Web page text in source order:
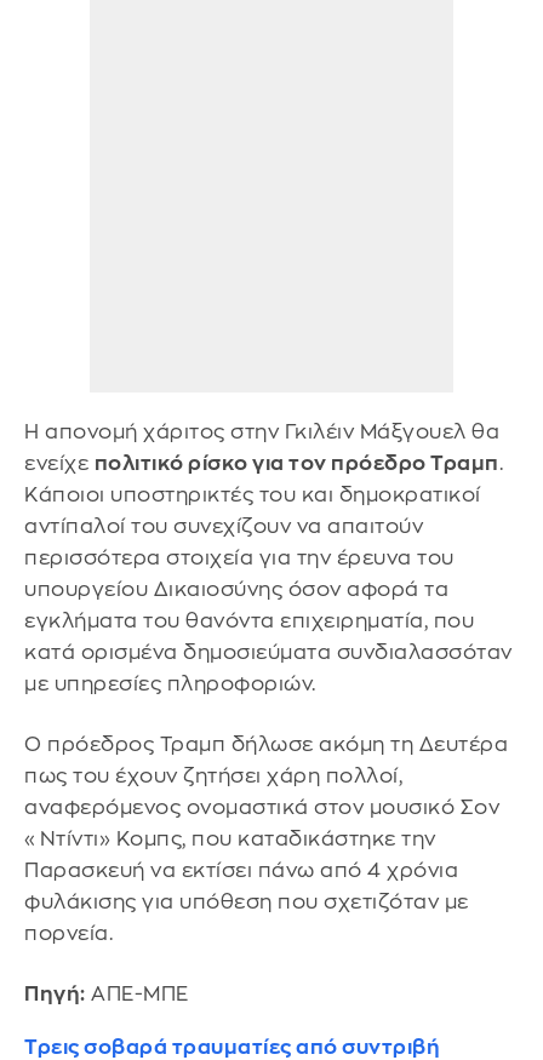
Η απονομή χάριτος στην Γκιλέιν Μάξγουελ θα
ενείχε πολιτικό ρίσκο για τον πρόεδρο Τραμπ.
Κάποιοι υποστηρικτές του και δημοκρατικοί
αντίπαλοί του συνεχίζουν να απαιτούν
περισσότερα στοιχεία για την έρευνα του
υπουργείου Δικαιοσύνης όσον αφορά τα
εγκλήματα του θανόντα επιχειρηματία, που
κατά ορισμένα δημοσιεύματα συνδιαλασσόταν
με υπηρεσίες πληροφοριών.
Ο πρόεδρος Τραμπ δήλωσε ακόμη τη Δευτέρα
πως του έχουν ζητήσει χάρη πολλοί,
αναφερόμενος ονομαστικά στον μουσικό Σον
«Ντίντι» Κομπς, που καταδικάστηκε την
Παρασκευή να εκτίσει πάνω από 4 χρόνια
φυλάκισης για υπόθεση που σχετιζόταν με
πορνεία.
Πηγή: ΑΠΕ-ΜΠΕ
Τρεις σοβαρά τραυματίες από συντριβή